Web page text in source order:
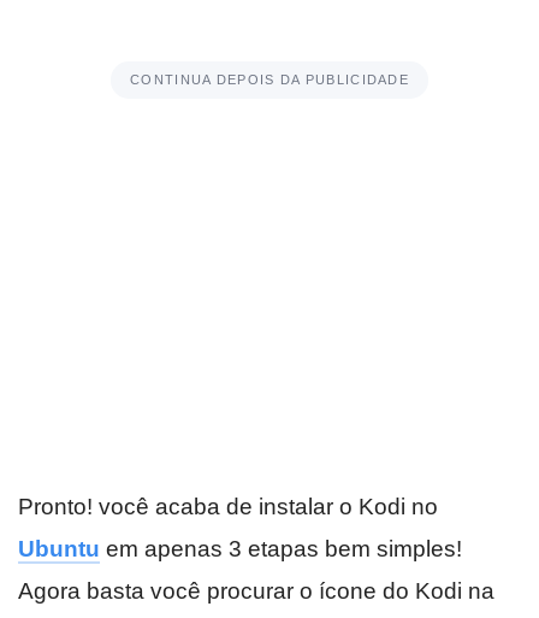
CONTINUA DEPOIS DA PUBLICIDADE
Pronto! você acaba de instalar o Kodi no
Ubuntu em apenas 3 etapas bem simples!
Agora basta você procurar o ícone do Kodi na